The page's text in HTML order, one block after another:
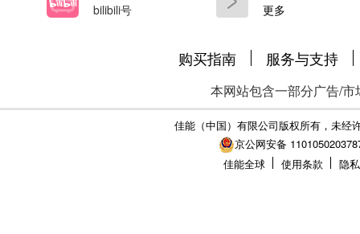
bilibili号
更多
购买指南 服务与支持
本网站包含一部分广告/
佳能（中国）有限公司版权所有，未经
京公网安备
佳能全球
使用条款 隐